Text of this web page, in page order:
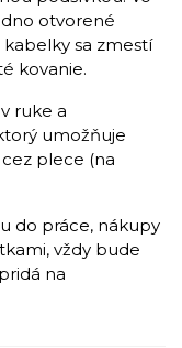
otvorené
sa zmestí
kovanie.
ruke a
umožňuje
plece (na
do práce, nákupy
vždy bude
na